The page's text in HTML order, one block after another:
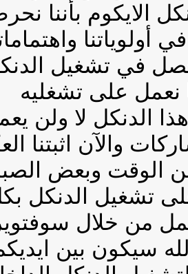
الايكوم بأننا
حصل في تشغيل
نعمل على تشغليه
الدنكل لا ولن
والآن اثبتنا
الوقت وبعض
تشغيل الدنكل
من خلال